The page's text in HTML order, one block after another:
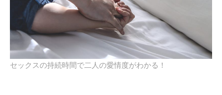
セックスの持続時間で二人の愛情度がわかる！